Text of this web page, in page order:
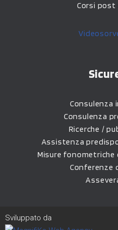
Corsi post
Consulenza
Consulenza
Ricerche /
Assistenza
Misure fonometriche
Conferenze
Sviluppato da